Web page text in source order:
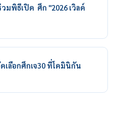
มพิธีเปิด ศึก "2026 เวิลด์
เลือกศึกเจ30 ที่โดมินิกัน